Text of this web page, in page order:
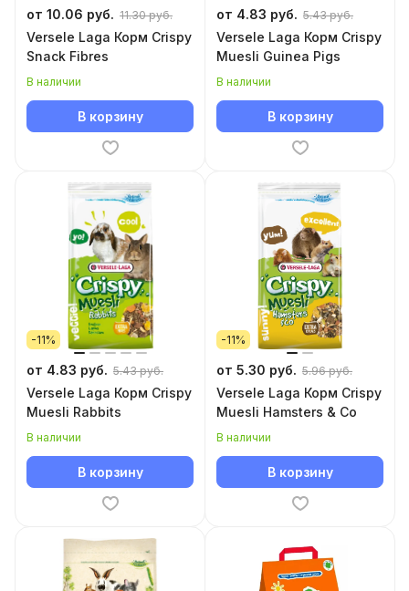
от 10.06 руб. 11.30 руб.
Versele Laga Корм Crispy
Snack Fibres
В наличии
В корзину
от 4.83 руб. 5.43 руб.
Versele Laga Корм Сrispy
Muesli Guinea Pigs
В наличии
В корзину
-11%
от 4.83 руб. 5.43 руб.
Versele Laga Корм Crispy
Muesli Rabbits
В наличии
В корзину
-11%
от 5.30 руб. 5.96 руб.
Versele Laga Корм Crispy
Muesli Hamsters & Co
В наличии
В корзину